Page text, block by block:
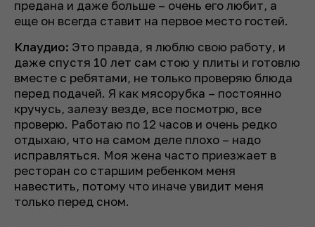
предана и даже больше – очень его любит, а
еще он всегда ставит на первое место гостей.
Клаудио: Это правда, я люблю свою работу, и
даже спустя 10 лет сам стою у плиты и готовлю
вместе с ребятами, не только проверяю блюда
перед подачей. Я как мясорубка – постоянно
кручусь, залезу везде, все посмотрю, все
проверю. Работаю по 12 часов и очень редко
отдыхаю, что на самом деле плохо – надо
исправляться. Моя жена часто приезжает в
ресторан со старшим ребенком меня
навестить, потому что иначе увидит меня
только перед сном.